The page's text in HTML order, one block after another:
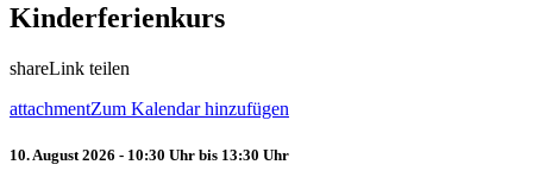
Kinderferienkurs
shareLink teilen
attachmentZum Kalendar hinzufügen
10. August 2026 - 10:30 Uhr bis 13:30 Uhr